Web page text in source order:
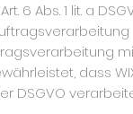
6 Abs. 1 lit. a
dass
DSGVO